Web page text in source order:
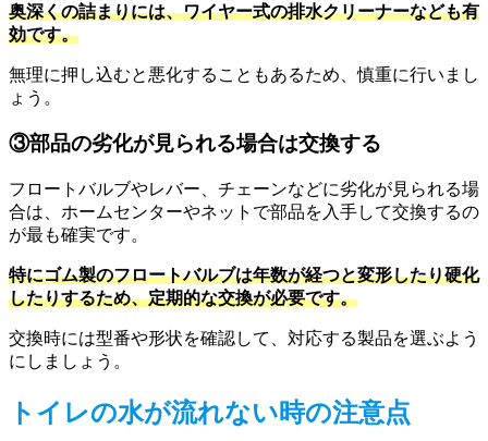
奥深くの詰まりには、ワイヤー式の排水クリーナーなども有
効です。
無理に押し込むと悪化することもあるため、慎重に行いまし
ょう。
③部品の劣化が見られる場合は交換する
フロートバルブやレバー、チェーンなどに劣化が見られる場
合は、ホームセンターやネットで部品を入手して交換するの
が最も確実です。
特にゴム製のフロートバルブは年数が経つと変形したり硬化
したりするため、定期的な交換が必要です。
交換時には型番や形状を確認して、対応する製品を選ぶよう
にしましょう。
トイレの水が流れない時の注意点